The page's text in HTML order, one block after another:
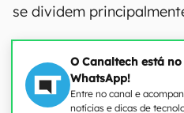
se dividem
O Canaltech está no
WhatsApp!
Entre no canal e
notícias e dicas de